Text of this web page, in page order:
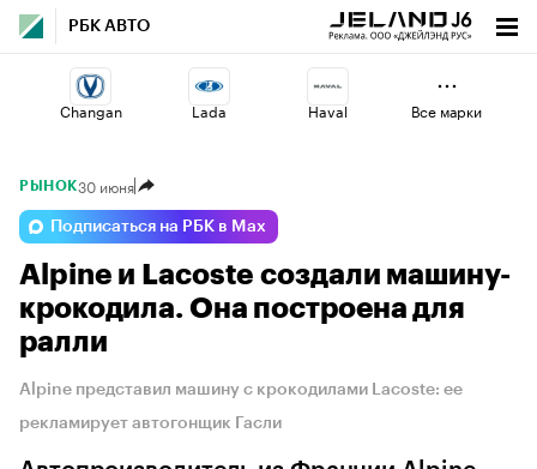
РБК АВТО
Changan Lada Haval
Voyah
Volga Geely Jaecoo
Все марки
РЫНОК30 июня
Подписаться на РБК в Max
Alpine и Lacoste создали машину-
крокодила. Она построена для
ралли
Alpine представил машину с крокодилами Lacoste: ее
рекламирует автогонщик Гасли